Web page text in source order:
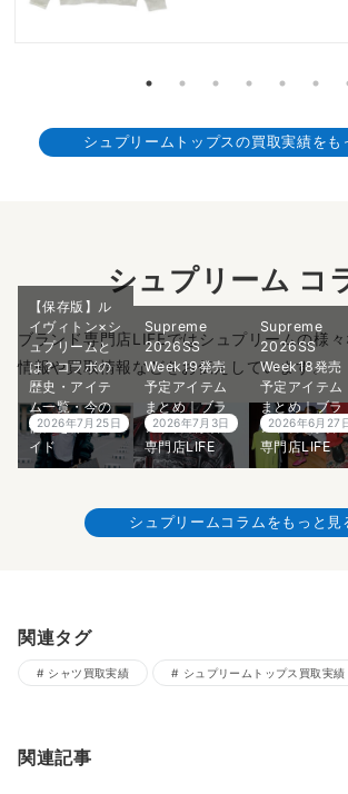
シュプリームトップスの買取実績をも
シュプリーム コ
ブランド専門店LIFEではシュプリームの様
情報や買取情報などをお伝えしています。
【保存版】ル
イヴィトン×シ
ュプリームと
は？コラボの
歴史・アイテ
ム一覧・今の
価値を徹底ガ
イド
2026年7月25日
Supreme
2026SS
Week19発売
予定アイテム
まとめ｜ブラ
ンド古着買取
専門店LIFE
2026年7月3日
Supreme
2026SS
Week18発売
予定アイテム
まとめ｜ブラ
ンド古着買取
専門店LIFE
2026年6月27日
シュプリームコラムをもっと見
関連タグ
シャツ買取実績 シュプリームトップス買取実績
関連記事